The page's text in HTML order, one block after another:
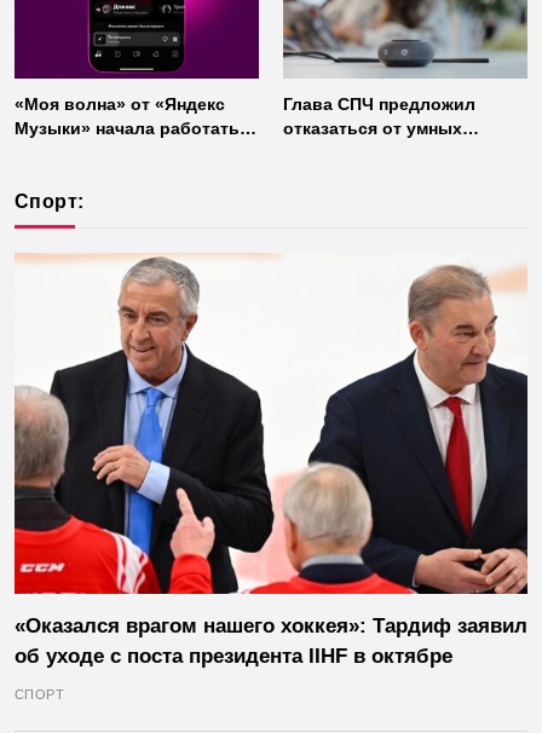
«Моя волна» от «Яндекс
Музыки» начала работать
Глава СПЧ предложил
отказаться от умных
Спорт:
«Оказался врагом нашего хоккея»: Тардиф заявил
об уходе с поста президента IIHF в октябре
СПОРТ